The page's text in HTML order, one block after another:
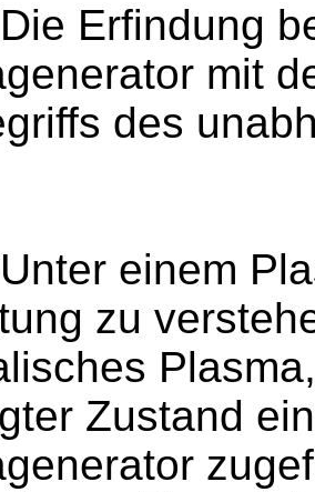
Die Erfindung
mit
des
Unter einem
zu
Zustand